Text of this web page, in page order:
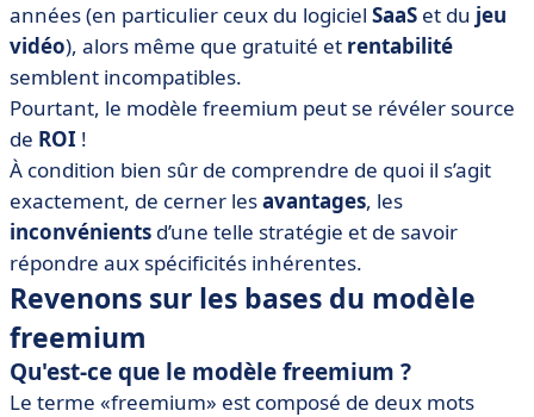
• Nos 4 conseils pour réussir votre stratégie freemium
• Le freemium : on résume
années (en particulier ceux du logiciel SaaS et du jeu
vidéo), alors même que gratuité et rentabilité
semblent incompatibles.
Pourtant, le modèle freemium peut se révéler source
de ROI !
À condition bien sûr de comprendre de quoi il s’agit
exactement, de cerner lesavantages, les
inconvénients d’une telle stratégie et de savoir
répondre aux spécificités inhérentes.
Revenons sur les bases du modèle
freemium
Qu'est-ce que le modèle freemium ?
Le terme «freemium» est composé de deux mots